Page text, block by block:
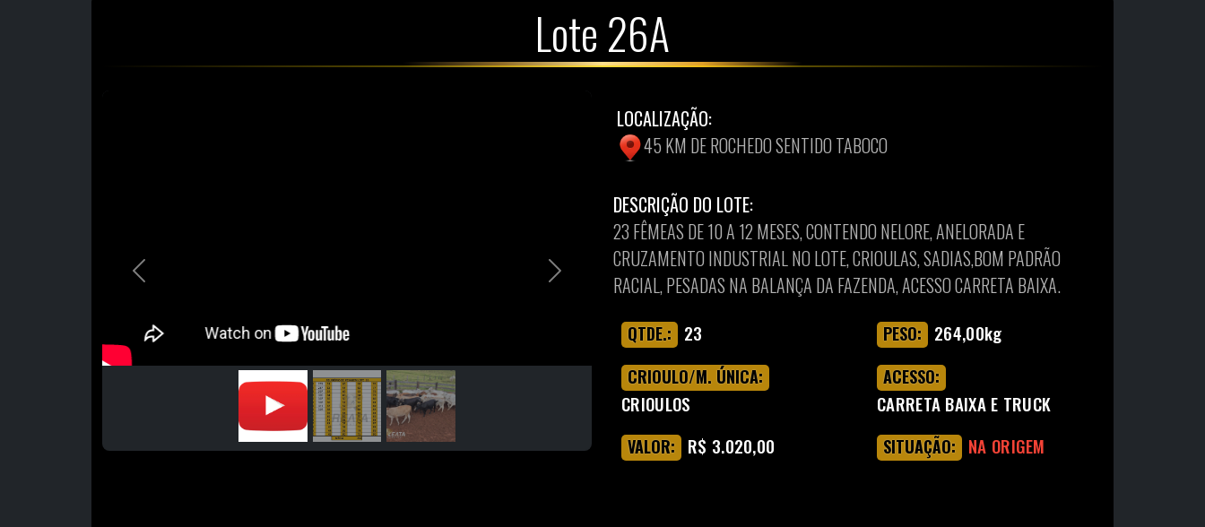
Lote 26A
Previous Next
LOCALIZAÇÃO:
45 KM DE ROCHEDO SENTIDO TABOCO
DESCRIÇÃO DO LOTE:
23 FÊMEAS DE 10 A 12 MESES, CONTENDO NELORE, ANELORADA E
CRUZAMENTO INDUSTRIAL NO LOTE, CRIOULAS, SADIAS,BOM PADRÃO
RACIAL, PESADAS NA BALANÇA DA FAZENDA, ACESSO CARRETA BAIXA.
QTDE.: 23 PESO: 264,00kg
CRIOULO/M. ÚNICA:
CRIOULOS
ACESSO:
CARRETA BAIXA E TRUCK
VALOR: R$ 3.020,00 SITUAÇÃO: NA ORIGEM